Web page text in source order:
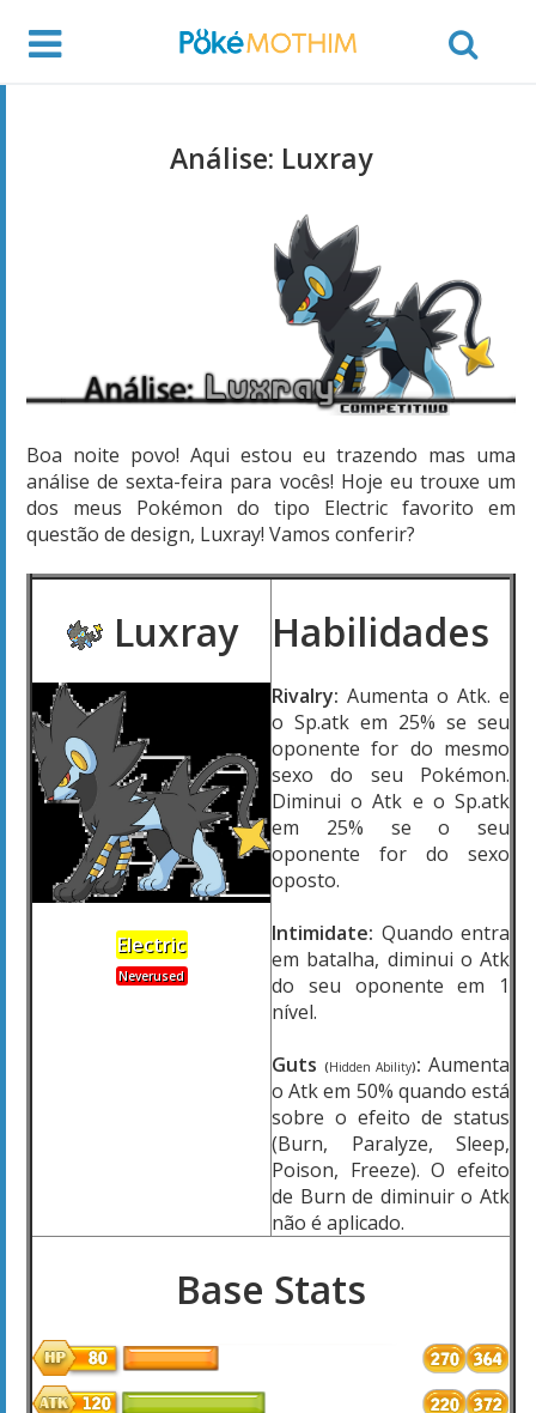
Análise: Luxray
Boa noite povo! Aqui estou eu trazendo mas uma
análise de sexta-feira para vocês! Hoje eu trouxe um
dos meus Pokémon do tipo Electric favorito em
questão de design, Luxray! Vamos conferir?
Luxray
Electric
Neverused
Habilidades
Rivalry: Aumenta o Atk. e
o Sp.atk em 25% se seu
oponente for do mesmo
sexo do seu Pokémon.
Diminui o Atk e o Sp.atk
em 25% se o seu
oponente for do sexo
oposto.
Intimidate: Quando entra
em batalha, diminui o Atk
do seu oponente em 1
nível.
Guts (Hidden Ability):Aumenta
o Atk em 50% quando está
sobre o efeito de status
(Burn, Paralyze, Sleep,
Poison, Freeze). O efeito
de Burn de diminuir o Atk
não é aplicado.
Base Stats